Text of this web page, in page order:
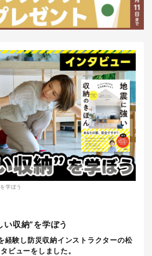
い収納”を学ぼう
経験し防災収納インストラクターの松
ビューをしました。
学ぼう